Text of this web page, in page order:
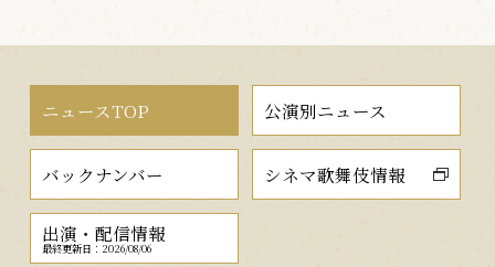
ニュースTOP 公演別ニュース
バックナンバー シネマ歌舞伎情報
出演・配信情報
最終更新日：2026/08/06